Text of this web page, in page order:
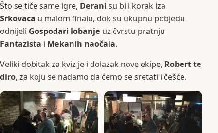
Što se tiče same igre, Derani su bili korak iza
Srkovaca u malom finalu, dok su ukupnu pobjedu
odnijeli Gospodari lobanje uz čvrstu pratnju
Fantazista i Mekanih naočala.
Veliki dobitak za kviz je i dolazak nove ekipe, Robert te
diro, za koju se nadamo da ćemo se sretati i češće.